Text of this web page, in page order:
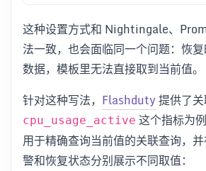
这种设置方式和 Nightingale、
法一致，也会面临同一个问题：恢
数据，模板里无法直接取到当前值。
针对这种写法， Flashduty提供了
cpu_usage_active 这个指标为
用于精确查询当前值的关联查询，
警和恢复状态分别展示不同取值：